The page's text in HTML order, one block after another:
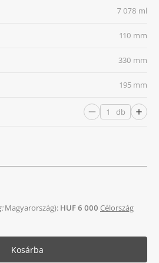
7 078 ml
110 mm
330 mm
195 mm
db
Magyarország): HUF 6 000 Célország
Kosárba